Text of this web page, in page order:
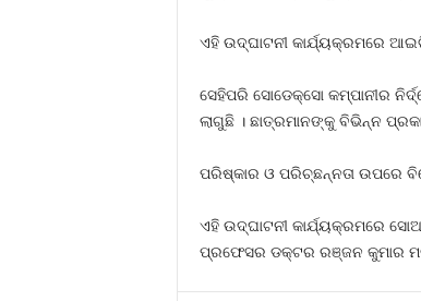
ଏହି ଉଦ୍‌ଘାଟନୀ କାର୍ଯ୍ୟକ୍ରମରେ
ସେହିପରି ସୋଡେକ୍ସୋ କମ୍ପାନୀର
ଲାଗୁଛି । ଛାତ୍ରମାନଙ୍କୁ ବିଭିନ୍ନ
ପରିଷ୍କାର ଓ ପରିଚ୍ଛନ୍ନତା ଉପରେ
ଏହି ଉଦ୍‌ଘାଟନୀ କାର୍ଯ୍ୟକ୍ରମରେ
ପ୍ରଫେସର ଡକ୍ଟର ରଞ୍ଜନ କୁମାର